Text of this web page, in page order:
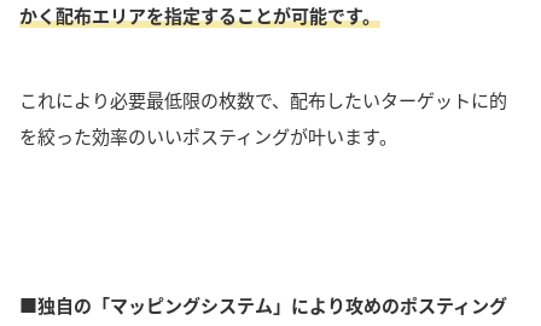
かく配布エリアを指定することが可能です。
これにより必要最低限の枚数で、配布したいターゲットに的
を絞った効率のいいポスティングが叶います。
■独自の「マッピングシステム」により攻めのポスティング